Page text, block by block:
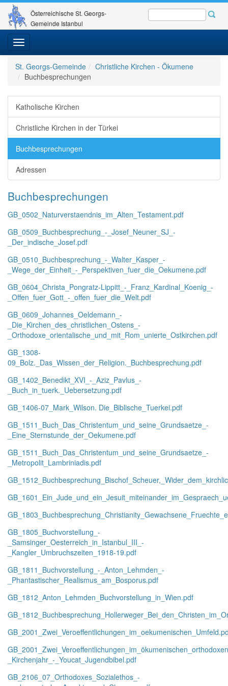
Österreichische St. Georgs-
Gemeinde Istanbul
Toggle
navigation
St. Georgs-Gemeinde
Christliche Kirchen - Ökumene
Buchbesprechungen
Katholische Kirchen
Christliche Kirchen in der Türkei
Buchbesprechungen
Adressen
Buchbesprechungen
GB_0502_Naturverstaendnis_im_Alten_Testament.pdf
GB_0509_Buchbesprechung_-_Josef_Neuner_SJ_-
_Der_indische_Josef.pdf
GB_0510_Buchbesprechung_-_Walter_Kasper_-
_Wege_der_Einheit_-_Perspektiven_fuer_die_Oekumene.pdf
GB_0604_Christa_Pongratz-Lippitt_-_Franz_Kardinal_Koenig_-
_Offen_fuer_Gott_-_offen_fuer_die_Welt.pdf
GB_0609_Johannes_Oeldemann_-
_Die_Kirchen_des_christlichen_Ostens_-
_Orthodoxe_orientalische_und_mit_Rom_unierte_Ostkirchen.pdf
GB_1308-
09_Bolz._Das_Wissen_der_Religion._Buchbesprechung.pdf
GB_1402_Benedikt_XVI_-_Aziz_Pavlus_-
_Buch_in_tuerk._Uebersetzung.pdf
GB_1406-07_Mark_Wilson. Die_Biblische_Tuerkei.pdf
GB_1511_Buch_Das_Christentum_und_seine_Grundsaetze_-
_Eine_Sternstunde_der_Oekumene.pdf
GB_1511_Buch_Das_Christentum_und_seine_Grundsaetze_-
_Metropolit_Lambriniadis.pdf
GB_1805_Buchvorstellung_-
_Samsinger_Oesterreich_in_Istanbul_III_-
_Kangler_Umbruchszeiten_1918-19.pdf
GB_1811_Buchvorstellung_-_Anton_Lehmden_-
_Phantastischer_Realismus_am_Bosporus.pdf
GB_1812_Anton_Lehmden_Buchvorstellung_in_Wien.pdf
_Kirchenjahr_-_Youcat_Jugendbibel.pdf
GB_2106_07_Orthodoxes_Sozialethos_-